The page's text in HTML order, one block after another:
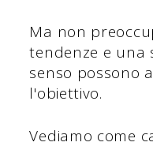
Ma non
tendenze e una
senso possono
l'obiettivo.
Vediamo come